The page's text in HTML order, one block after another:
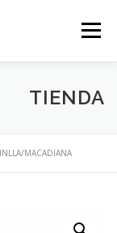
Menú
TIENDA
MACADIANA